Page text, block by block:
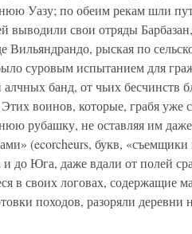
Уазу; по обеим рекам шли
выводили свои отряды
Вильяндрандо, рыская по
суровым испытанием для
алчных банд, от чьих бесчинств
воинов, которые, грабя уже
рубашку, не оставляя им
(ecorcheurs, букв,
и до Юга, даже вдали от полей
в своих логовах, содержащие
походов, разоряли деревни